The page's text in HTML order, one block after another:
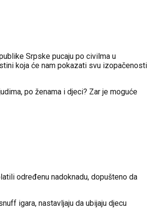
Srpske pucaju po civilma u
koja će nam pokazati svu izopačenosti
po ženama i djeci? Zar je moguće
određenu nadoknadu, dopušteno da
igara, nastavljaju da ubijaju djecu